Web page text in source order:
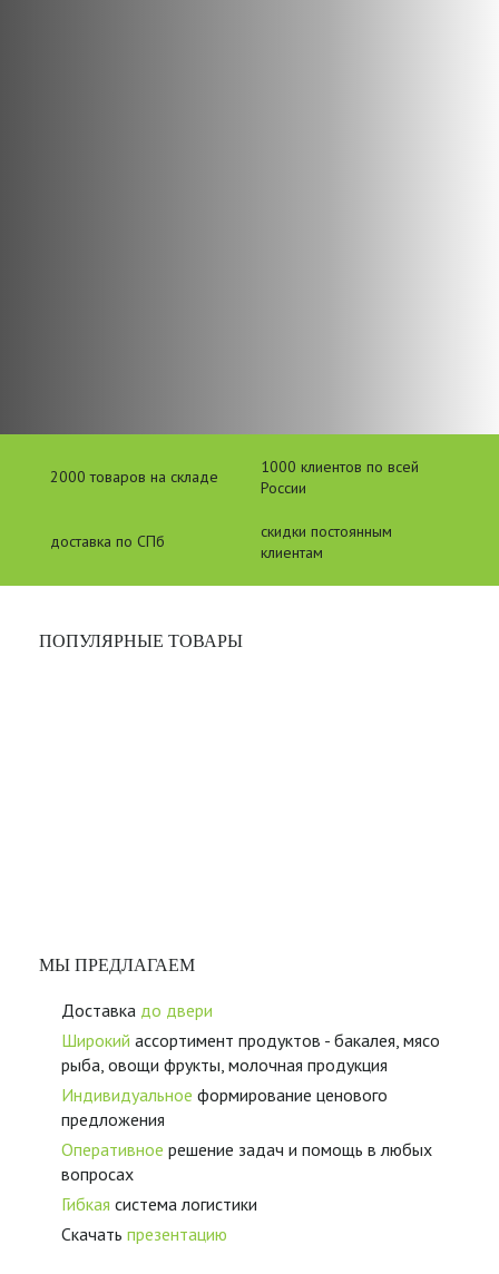
2000 товаров на складе
1000 клиентов по всей
России
доставка по СПб
скидки постоянным
клиентам
МЫ ПРЕДЛАГАЕМ
Доставка до двери
Широкий ассортимент продуктов - бакалея, мясо
рыба, овощи фрукты, молочная продукция
Индивидуальное формирование ценового
предложения
Оперативное решение задач и помощь в любых
вопросах
Гибкая система логистики
Скачать презентацию
ПОПУЛЯРНЫЕ ТОВАРЫ